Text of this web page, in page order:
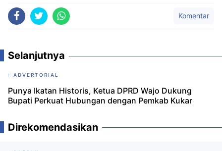
Komentar
Selanjutnya
ADVERTORIAL
Punya Ikatan Historis, Ketua DPRD Wajo Dukung
Bupati Perkuat Hubungan dengan Pemkab Kukar
Direkomendasikan